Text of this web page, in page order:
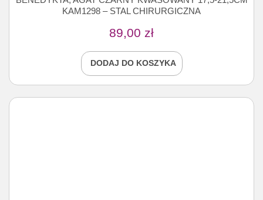
KAM1298 – STAL CHIRURGICZNA
89,00 zł
DODAJ DO KOSZYKA